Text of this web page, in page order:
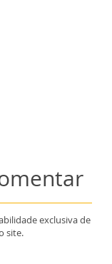
exclusiva de
site.